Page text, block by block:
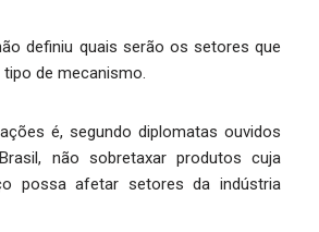
definiu quais serão os setores que
de mecanismo.
é, segundo diplomatas ouvidos
não sobretaxar produtos cuja
possa afetar setores da indústria